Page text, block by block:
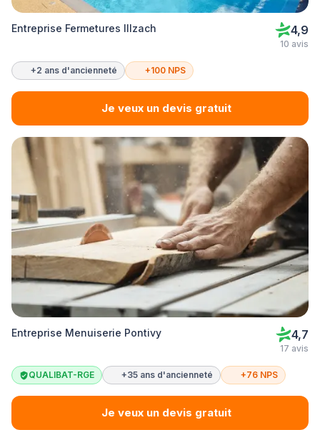
Entreprise Fermetures Illzach 4,9
10 avis
+2 ans d'ancienneté +100 NPS
Je veux un devis gratuit
Entreprise Menuiserie Pontivy 4,7
17 avis
QUALIBAT-RGE +35 ans d'ancienneté +76 NPS
Je veux un devis gratuit